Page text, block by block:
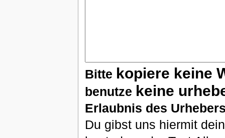
Bitte kopiere keine
benutze keine
Erlaubnis des
Du gibst uns hiermit